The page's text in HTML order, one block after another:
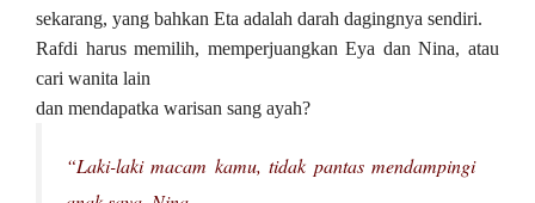
sekarang, yang bahkan Eta adalah darah dagingnya sendiri.
Rafdi harus memilih, memperjuangkan Eya dan Nina, atau
cari wanita lain
dan mendapatka warisan sang ayah?
“Laki-laki macam kamu, tidak pantas mendampingi